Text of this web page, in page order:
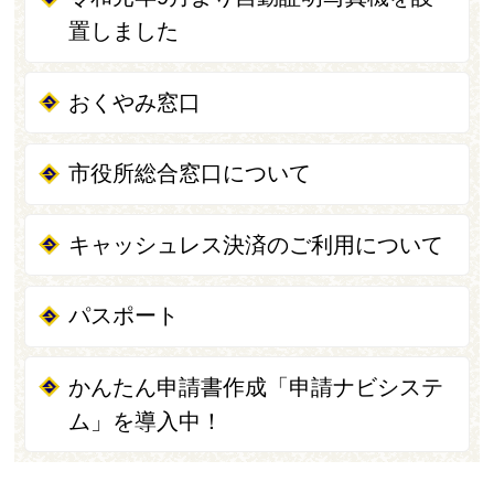
置しました
おくやみ窓口
市役所総合窓口について
キャッシュレス決済のご利用について
パスポート
かんたん申請書作成「申請ナビシステ
ム」を導入中！